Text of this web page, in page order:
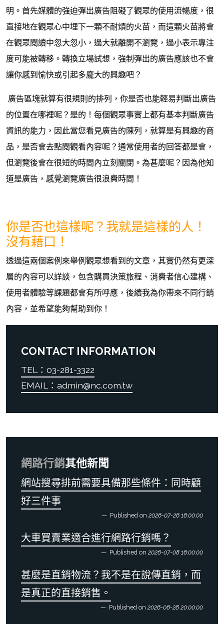
明。首先媒體的強迫彈出廣告阻礙了觀眾的使用流暢度，很
直接地在觀眾心中埋下一顆不耐煩的火苗，而這顆火苗將會
在觀眾閱讀中忽大忽小，過大就離開不瀏覽，過小表示專注
度可能被轉移。轉換立場試想，強制彈出的廣告應該也不會
讓你感到愉快或引起多龐大的興趣吧？
廣告區塊就算有很規則的排列，你是否也能輕易判斷出廣告
的位置在哪裡呢？是的！每個觀眾事實上都有基本判斷廣告
資訊的能力，因此當您看見廣告的陳列，就算是有興趣的商
品，是否會去點閱觀看內容呢？通常使用者的回答都是會，
但瀏覽後會在很短的時間內立刻關閉。為甚麼呢？因為他知
道是廣告，感覺瀏覽廣告很浪費時間！
你是否也這樣呢？我就是這樣的人！
沒有藉口！
透過這兩個案例來舉例觀眾想看到的文章，其實仍然有更深
層的內容可以詳談，包含購買決策旅程、消費者信心建構、
使用者體驗等課題都會有所呼應，後續我為你帶來不同行銷
內容，並希望能夠幫助到你！
CONTACT INFORMATION
TEL：03-281-3322
EMAIL：admin@nc.com.tw
網路行銷其他新聞
網站搜尋排前需要具備那些條件：同時顧
好三件事
Published on 2026-07-26 16:00:00
大車買賣業適合進行網路行銷嗎？
Published on 2026-07-08 16:00:00
甚麼是直銷物流？我不是在說傳直銷，而
是真正的直接銷售。
Published on 2026-06-28 20:00:00